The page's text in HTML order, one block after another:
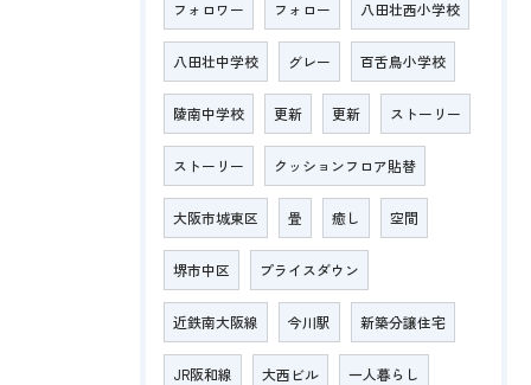
フォロワー フォロー 八田壮西小学校
八田壮中学校 グレー 百舌鳥小学校
陵南中学校 更新 更新 ストーリー
ストーリー クッションフロア貼替
大阪市城東区 畳 癒し 空間
堺市中区 プライスダウン
近鉄南大阪線 今川駅 新築分譲住宅
JR阪和線 大西ビル 一人暮らし